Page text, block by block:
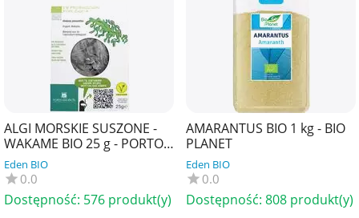
ALGI MORSKIE SUSZONE -
WAKAME BIO 25 g - PORTO
MUINOS
Eden BIO
0.0
Dostępność: 576 produkt(y)
AMARANTUS BIO 1 kg - BIO
PLANET
Eden BIO
0.0
Dostępność: 808 produkt(y)